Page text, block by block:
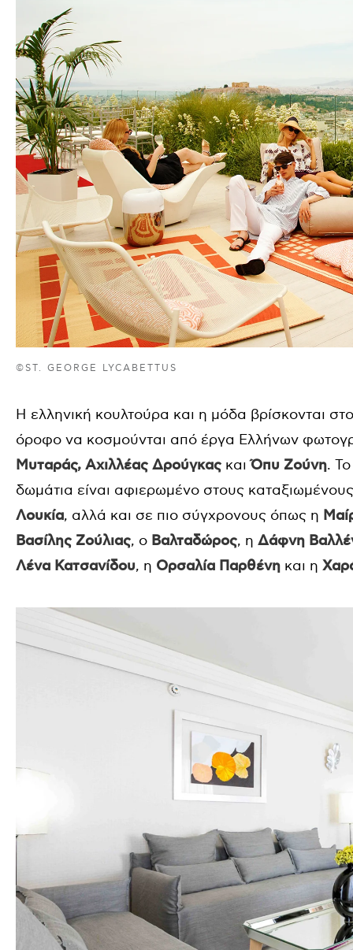
©ST. GEORGE LYCABETTUS
Η ελληνική κουλτούρα και η μόδα βρίσκονται
όροφο να κοσμούνται από έργα Ελλήνων
Μυταράς, Αχιλλέας Δρούγκας καιΌπυ Ζούνη.
δωμάτια είναι αφιερωμένο στους
Λουκία, αλλά και σε πιο σύγχρονους όπως η
Βασίλης Ζούλιας, ο Βαλταδώρος, η Δάφνη
Λένα Κατσανίδου, η Ορσαλία Παρθένη και η